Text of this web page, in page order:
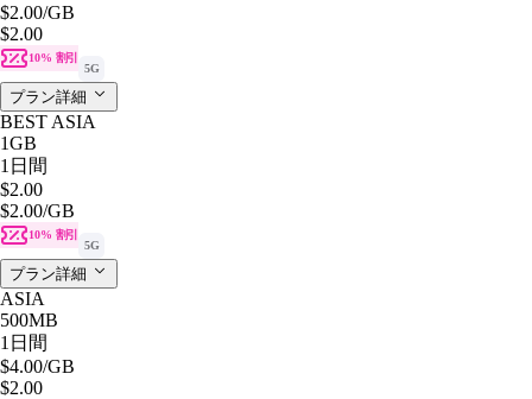
$2.00/GB
$2.00
10% 割引
5G
プラン詳細
BEST ASIA
1GB
1日間
$2.00
$2.00/GB
10% 割引
5G
プラン詳細
ASIA
500MB
1日間
$4.00/GB
$2.00